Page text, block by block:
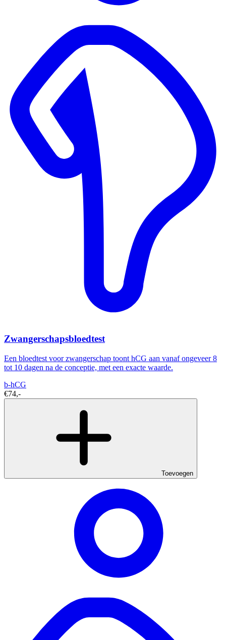
Zwangerschapsbloedtest
Een bloedtest voor zwangerschap toont hCG aan vanaf ongeveer 8
tot 10 dagen na de conceptie, met een exacte waarde.
b-hCG
€74,-
Toevoegen